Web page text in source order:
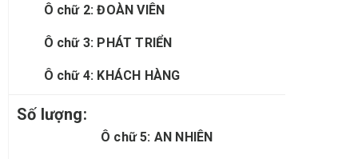
Ô chữ 2:ĐOÀN VIÊN
Ô chữ 3: PHÁT TRIỂN
Ô chữ 4: KHÁCH HÀNG
Ô chữ 5: AN NHIÊN